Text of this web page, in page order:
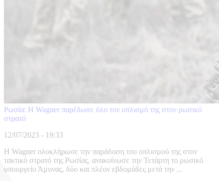
Ρωσία: Η Wagner παρέδωσε όλο τον οπλισμό της στον ρωσικό
στρατό
12/07/2023 - 19:33
Η Wagner ολοκλήρωσε την παράδοση του οπλισμού της στον
τακτικό στρατό της Ρωσίας, ανακοίνωσε την Τετάρτη το ρωσικό
υπουργείο Άμυνας, δύο και πλέον εβδομάδες μετά την ...